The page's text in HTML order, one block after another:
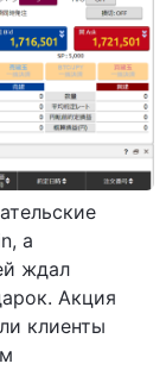
а
ждал
Акция
клиенты